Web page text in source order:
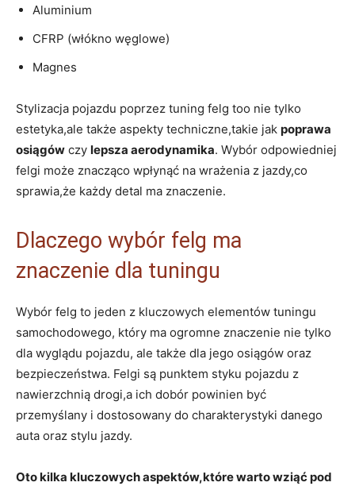
Aluminium
CFRP (włókno węglowe)
Magnes
Stylizacja pojazdu poprzez tuning felg too nie tylko
estetyka,ale także aspekty techniczne,takie jak poprawa
osiągów czy lepsza aerodynamika. Wybór odpowiedniej
felgi może znacząco wpłynąć na wrażenia z jazdy,co
sprawia,że każdy detal ma znaczenie.
Dlaczego wybór felg ma
znaczenie dla tuningu
Wybór felg to jeden z kluczowych elementów tuningu
samochodowego, który ma ogromne znaczenie nie tylko
dla wyglądu pojazdu, ale także dla jego osiągów oraz
bezpieczeństwa. Felgi są punktem styku pojazdu z
nawierzchnią drogi,a ich dobór powinien być
przemyślany i dostosowany do charakterystyki danego
auta oraz stylu jazdy.
Oto kilka kluczowych aspektów,które warto wziąć pod